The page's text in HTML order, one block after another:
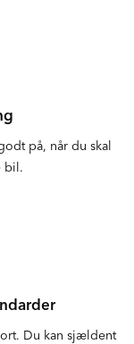
på, når du skal
bil.
Du kan sjældent